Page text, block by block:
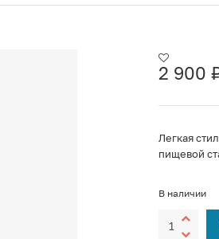
2 900
Легкая
пищевой
В наличии